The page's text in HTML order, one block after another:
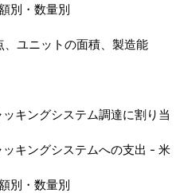
別・数量別
、ユニットの面積、製造能
キングシステム調達に割り当
キングシステムへの支出 - 米
別・数量別